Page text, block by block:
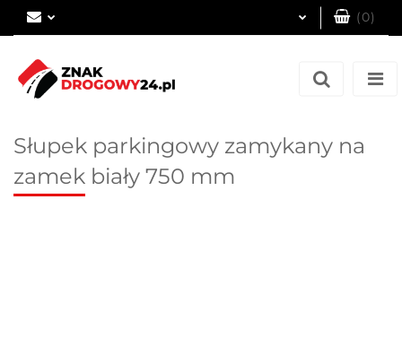
(0)
Słupek parkingowy zamykany na
zamek biały 750 mm